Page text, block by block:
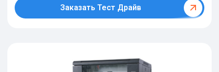
Заказать Тест Драйв